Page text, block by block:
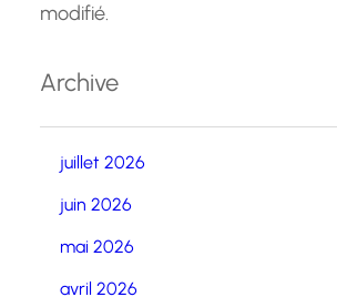
modifié.
Archive
juillet 2026
juin 2026
mai 2026
avril 2026